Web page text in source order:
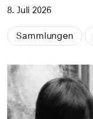
8. Juli 2026
Sammlungen